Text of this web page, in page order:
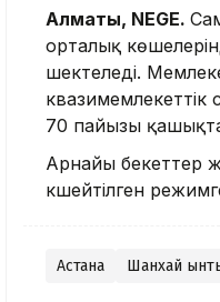
Алматы, NEGE.
орталық
шектеледі.
квазимемлекеттік
70 пайызы
Арнайы бекеттер
күшейтілген
Астана Шанхай